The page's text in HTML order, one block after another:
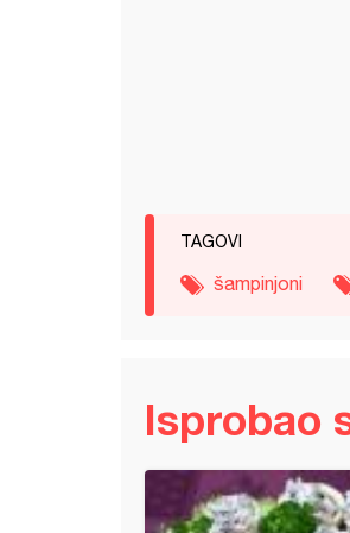
TAGOVI
šampinjoni
Isprobao
sa susamom, tikvicom i karijem